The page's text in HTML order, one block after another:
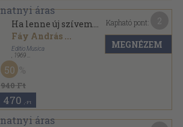
Ha lenne új szívem...
Fáy András ...
Editio Musica
1969
Papír
940 Ft
50
470 ,-Ft
Kapható pont:
MEGNÉZEM